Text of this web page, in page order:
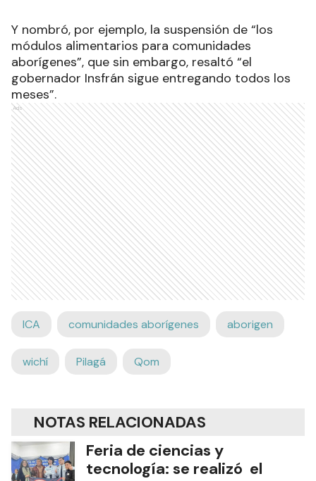
Y nombró, por ejemplo, la suspensión de “los
módulos alimentarios para comunidades
aborígenes”, que sin embargo, resaltó “el
gobernador Insfrán sigue entregando todos los
meses”.
Ads
ICA comunidades aborígenes aborigen
wichí Pilagá Qom
NOTAS RELACIONADAS
Feria de ciencias y
tecnología: se realizó el